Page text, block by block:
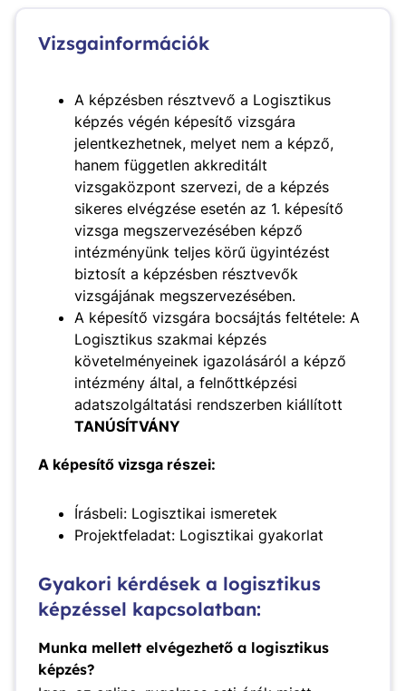
Vizsgainformációk
A képzésben résztvevő a Logisztikus
képzés végén képesítő vizsgára
jelentkezhetnek, melyet nem a képző,
hanem független akkreditált
vizsgaközpont szervezi, de a képzés
sikeres elvégzése esetén az 1. képesítő
vizsga megszervezésében képző
intézményünk teljes körű ügyintézést
biztosít a képzésben résztvevők
vizsgájának megszervezésében.
A képesítő vizsgára bocsájtás feltétele: A
Logisztikus szakmai képzés
követelményeinek igazolásáról a képző
intézmény által, a felnőttképzési
adatszolgáltatási rendszerben kiállított
TANÚSÍTVÁNY
A képesítő vizsga részei:
Írásbeli: Logisztikai ismeretek
Projektfeladat: Logisztikai gyakorlat
Gyakori kérdések a logisztikus
képzéssel kapcsolatban:
Munka mellett elvégezhető a logisztikus
képzés?